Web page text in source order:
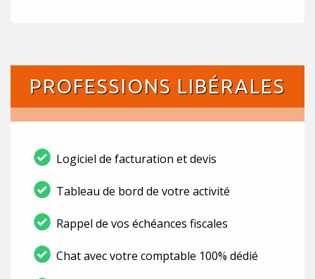
PROFESSIONS LIBÉRALES
Logiciel de facturation et devis
Tableau de bord de votre activité
Rappel de vos échéances fiscales
Chat avec votre comptable 100% dédié